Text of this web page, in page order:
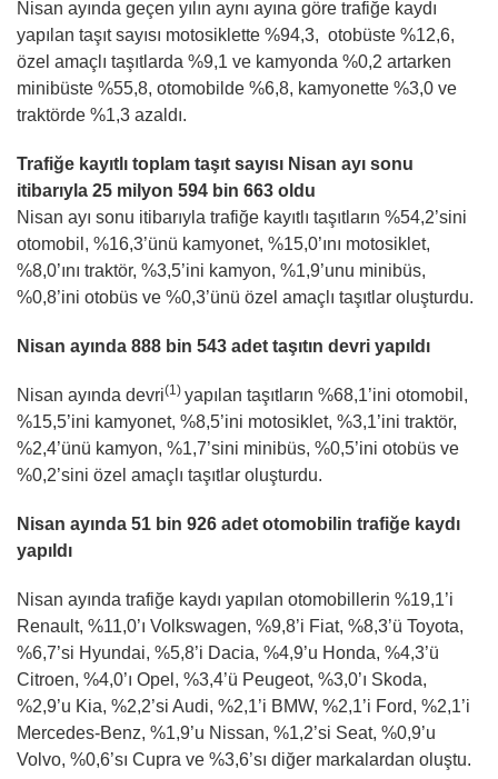
Nisan ayında geçen yılın aynı ayına göre trafiğe kaydı
yapılan taşıt sayısı motosiklette %94,3, otobüste %12,6,
özel amaçlı taşıtlarda %9,1 ve kamyonda %0,2 artarken
minibüste %55,8, otomobilde %6,8, kamyonette %3,0 ve
traktörde %1,3 azaldı.
Trafiğe kayıtlı toplam taşıt sayısı Nisan ayı sonu
itibarıyla 25 milyon 594 bin 663 oldu
Nisan ayı sonu itibarıyla trafiğe kayıtlı taşıtların %54,2’sini
otomobil, %16,3’ünü kamyonet, %15,0’ını motosiklet,
%8,0’ını traktör, %3,5’ini kamyon, %1,9’unu minibüs,
%0,8’ini otobüs ve %0,3’ünü özel amaçlı taşıtlar oluşturdu.
Nisan ayında 888 bin 543 adet taşıtın devri yapıldı
Nisan ayında devri(1) yapılan taşıtların %68,1’ini otomobil,
%15,5’ini kamyonet, %8,5’ini motosiklet, %3,1’ini traktör,
%2,4’ünü kamyon, %1,7’sini minibüs, %0,5’ini otobüs ve
%0,2’sini özel amaçlı taşıtlar oluşturdu.
Nisan ayında 51 bin 926 adet otomobilin trafiğe kaydı
yapıldı
Nisan ayında trafiğe kaydı yapılan otomobillerin %19,1’i
Renault, %11,0’ı Volkswagen, %9,8’i Fiat, %8,3’ü Toyota,
%6,7’si Hyundai, %5,8’i Dacia, %4,9’u Honda, %4,3’ü
Citroen, %4,0’ı Opel, %3,4’ü Peugeot, %3,0’ı Skoda,
%2,9’u Kia, %2,2’si Audi, %2,1’i BMW, %2,1’i Ford, %2,1’i
Mercedes-Benz, %1,9’u Nissan, %1,2’si Seat, %0,9’u
Volvo, %0,6’sı Cupra ve %3,6’sı diğer markalardan oluştu.